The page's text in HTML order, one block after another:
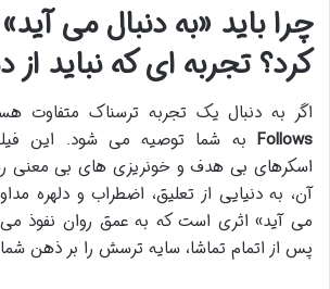
چرا باید «به دنبال می
کرد؟ تجربه ای که نباید
اگر به دنبال یک تجربه ترسناک متفاوت
Follows به شما توصیه می شود. این
اسکرهای بی هدف و خونریزی های بی معنی
آن، به دنیایی از تعلیق، اضطراب و دلهره
می آید» اثری است که به عمق روان نفوذ
پس از اتمام تماشا، سایه ترسش را بر ذهن